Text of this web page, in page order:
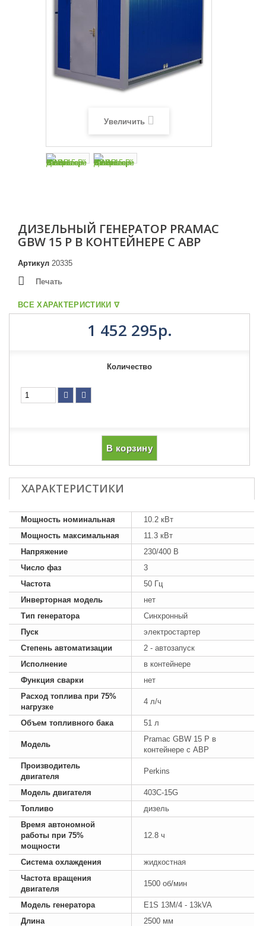
Увеличить
ДИЗЕЛЬНЫЙ ГЕНЕРАТОР PRAMAC
GBW 15 P В КОНТЕЙНЕРЕ С АВР
Артикул 20335
Печать
ВСЕ ХАРАКТЕРИСТИКИ ᐁ
1 452 295р.
Количество
В корзину
ХАРАКТЕРИСТИКИ
Мощность номинальная
10.2 кВт
Мощность максимальная
11.3 кВт
Напряжение
230/400 В
Число фаз
3
Частота
50 Гц
Инверторная модель
нет
Тип генератора
Синхронный
Пуск
электростартер
Степень автоматизации
2 - автозапуск
Исполнение
в контейнере
Функция сварки
нет
Расход топлива при 75%
нагрузке
4 л/ч
Объем топливного бака 51 л
Модель
Pramac GBW 15 P в
контейнере с АВР
Производитель
двигателя
Perkins
Модель двигателя
403C-15G
Топливо
дизель
Время автономной
работы при 75%
мощности
12.8 ч
Система охлаждения
жидкостная
Частота вращения
двигателя
1500 об/мин
Модель генератора
E1S 13M/4 - 13kVA
Длина
2500 мм